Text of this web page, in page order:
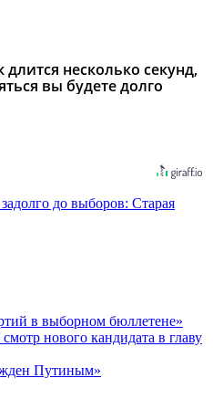
длится несколько секунд,
вы будете долго
до выборов: Старая
в выборном бюллетене»
нового кандидата в главу
Путиным»